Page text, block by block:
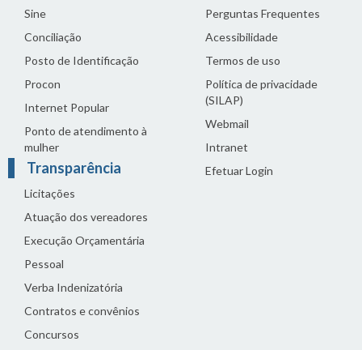
Sine
Conciliação
Posto de Identificação
Procon
Internet Popular
Ponto de atendimento à
mulher
Transparência
Licitações
Atuação dos vereadores
Execução Orçamentária
Pessoal
Verba Indenizatória
Contratos e convênios
Concursos
Perguntas Frequentes
Acessibilidade
Termos de uso
Política de privacidade
(SILAP)
Webmail
Intranet
Efetuar Login